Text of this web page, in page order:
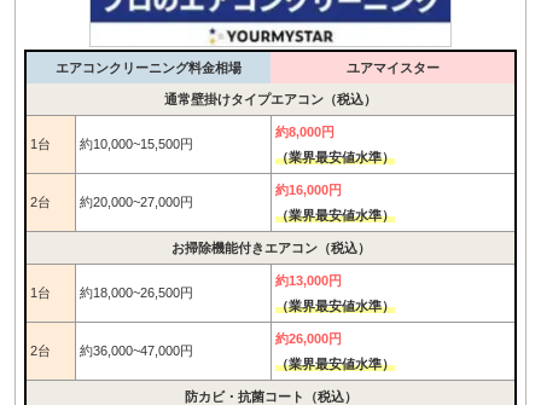
エアコンクリーニング料金相場 ユアマイスター
通常壁掛けタイプエアコン（税込）
1台 約10,000~15,500円
約8,000円
（業界最安値水準）
2台 約20,000~27,000円
約16,000円
（業界最安値水準）
お掃除機能付きエアコン（税込）
1台 約18,000~26,500円
約13,000円
（業界最安値水準）
2台 約36,000~47,000円
約26,000円
（業界最安値水準）
防カビ・抗菌コート（税込）